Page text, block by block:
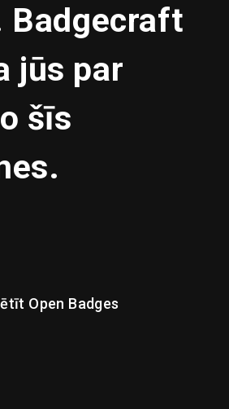
Badgecraft
jūs par
šīs
Open Badges